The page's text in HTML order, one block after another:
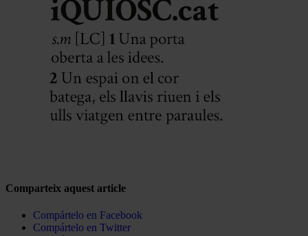
Comparteix aquest article
Compártelo en Facebook
Compártelo en Twitter